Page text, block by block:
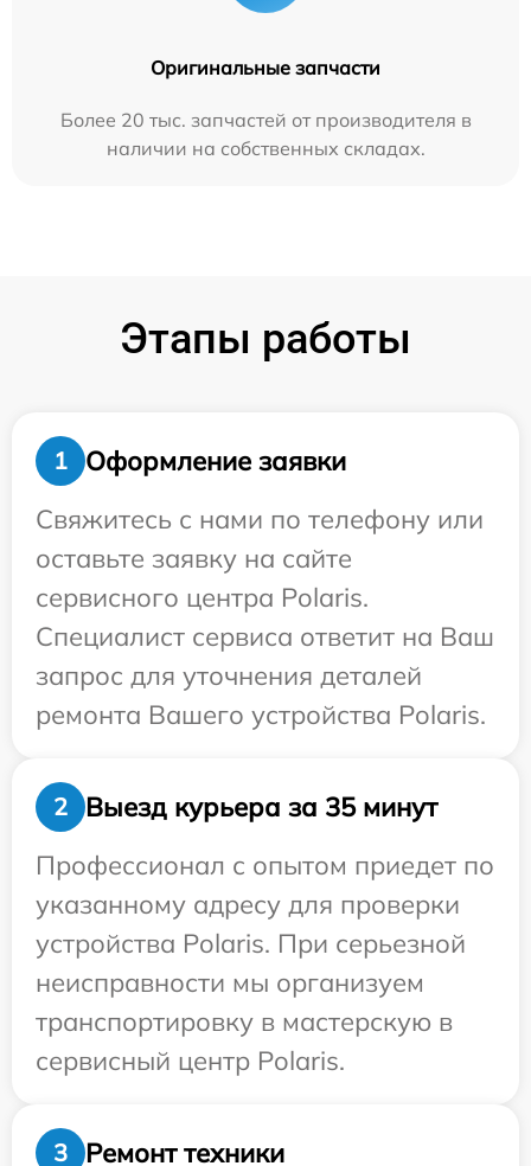
Оригинальные запчасти
Более 20 тыс. запчастей от производителя в
наличии на собственных складах.
Этапы работы
1
Оформление заявки
Свяжитесь с нами по телефону или
оставьте заявку на сайте
сервисного центра Polaris.
Специалист сервиса ответит на Ваш
запрос для уточнения деталей
ремонта Вашего устройства Polaris.
2
Выезд курьера за 35 минут
Профессионал с опытом приедет по
указанному адресу для проверки
устройства Polaris. При серьезной
неисправности мы организуем
транспортировку в мастерскую в
сервисный центр Polaris.
3 Ремонт техники